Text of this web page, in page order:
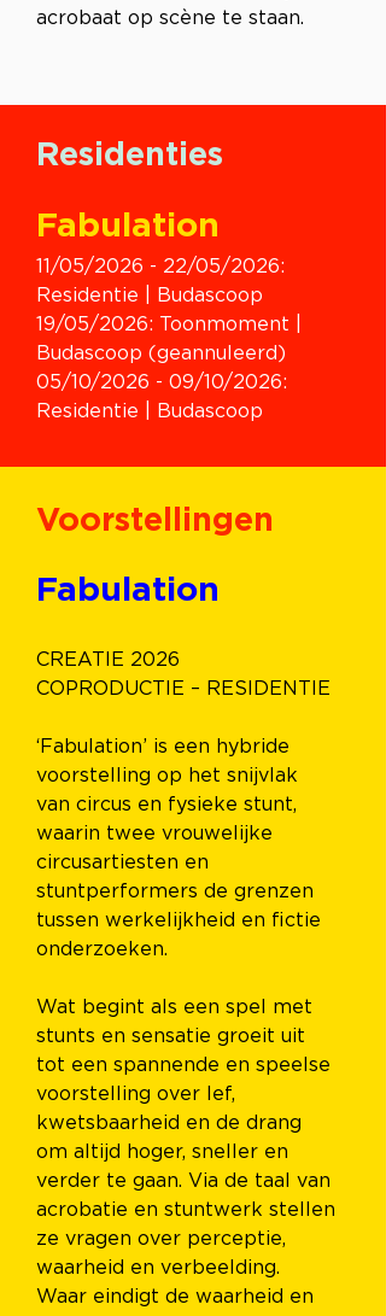
acrobaat op scène te staan.
Residenties
Fabulation
11/05/2026 - 22/05/2026:
Residentie | Budascoop
19/05/2026: Toonmoment |
Budascoop (geannuleerd)
05/10/2026 - 09/10/2026:
Residentie | Budascoop
Voorstellingen
Fabulation
CREATIE 2026
COPRODUCTIE – RESIDENTIE
‘Fabulation’ is een hybride
voorstelling op het snijvlak
van circus en fysieke stunt,
waarin twee vrouwelijke
circusartiesten en
stuntperformers de grenzen
tussen werkelijkheid en fictie
onderzoeken.
Wat begint als een spel met
stunts en sensatie groeit uit
tot een spannende en speelse
voorstelling over lef,
kwetsbaarheid en de drang
om altijd hoger, sneller en
verder te gaan. Via de taal van
acrobatie en stuntwerk stellen
ze vragen over perceptie,
waarheid en verbeelding.
Waar eindigt de waarheid en